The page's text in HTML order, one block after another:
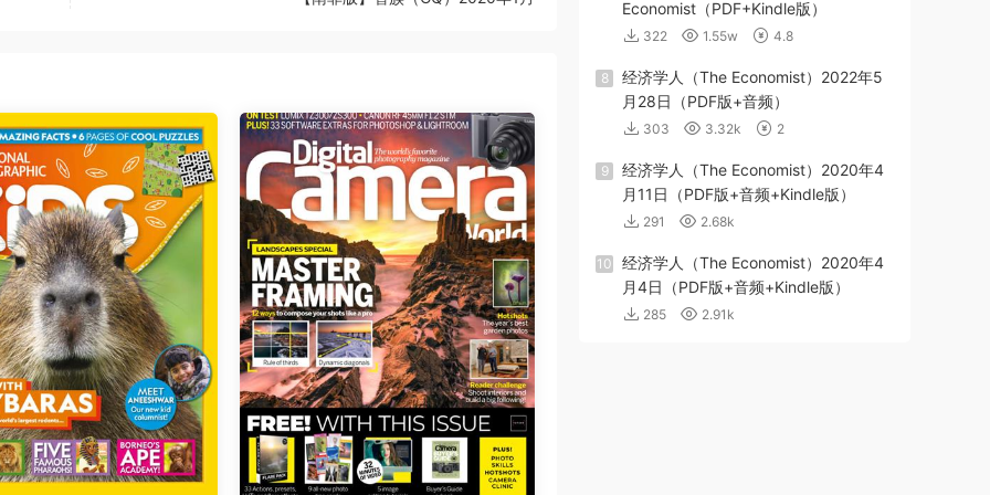
Economist（PDF+Kindle版）
322 1.55w 4.8
8
经济学人（The Economist）2022年5
月28日（PDF版+音频）
303 3.32k 2
9
经济学人（The Economist）2020年4
月11日（PDF版+音频+Kindle版）
291 2.68k
10
经济学人（The Economist）2020年4
月4日（PDF版+音频+Kindle版）
285 2.91k